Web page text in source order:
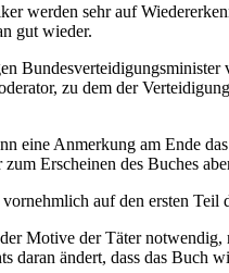
werden sehr auf
gut wieder.
zu dem der
eine Anmerkung am Ende
Erscheinen des Buches
auf den ersten Teil
Motive der Täter
ändert, dass das Buch